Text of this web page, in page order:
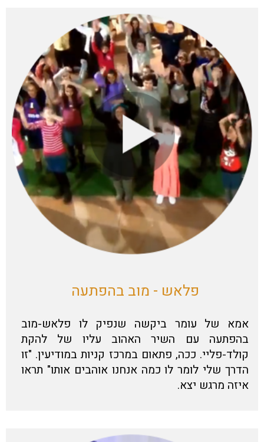
פלאש - מוב בהפתעה
אמא של עומר ביקשה שנפיק לו פלאש-מוב
בהפתעה עם השיר האהוב עליו של להקת
קולד-פליי. ככה, פתאום במרכז קניות במודיעין. "זו
הדרך שלי לומר לו כמה אנחנו אוהבים אותו" תראו
איזה מרגש יצא.